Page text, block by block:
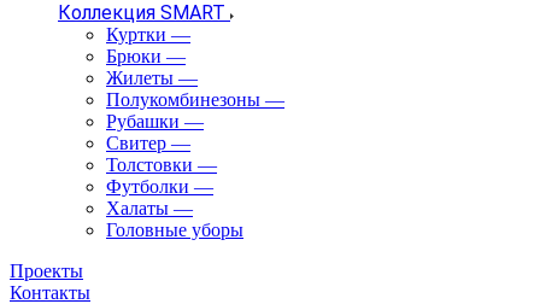
Коллекция SMART
Куртки —
Брюки —
Жилеты —
Полукомбинезоны —
Рубашки —
Свитер —
Толстовки —
Футболки —
Халаты —
Головные уборы
Проекты
Контакты